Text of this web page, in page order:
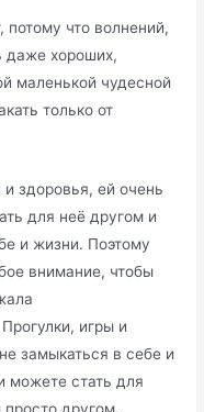
что волнений,
даже хороших,
маленькой чудесной
только от
здоровья, ей очень
для неё другом и
и жизни. Поэтому
внимание, чтобы
игры и
замыкаться в себе и
можете стать для
другом,